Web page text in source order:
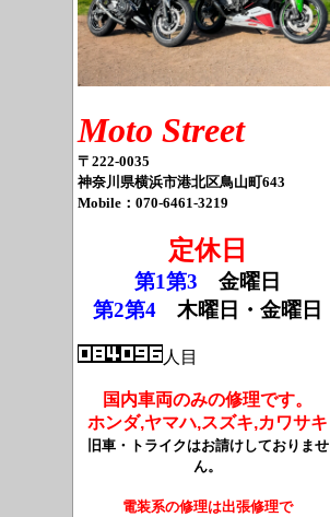
Moto Street
〒222-0035
神奈川県横浜市港北区鳥山町643
Mobile：070-6461-3219
定休日
第1第3
金曜日
第2第4
木曜日・ 金曜日
人目
国内車両のみの修理です。
ホンダ,ヤマハ,スズキ,カワサキ
旧車・トライクはお請けしておりませ
ん。
電装系の修理は出張修理で